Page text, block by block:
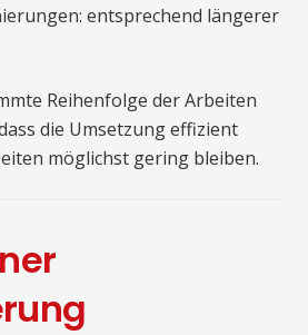
entsprechend längerer
Reihenfolge der Arbeiten
die Umsetzung effizient
möglichst gering bleiben.